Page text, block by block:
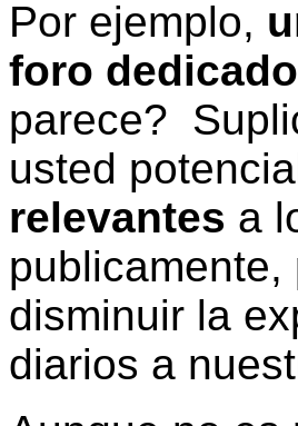
Por ejemplo,
foro
parece?
usted
relevantes a
disminuir la
diarios a